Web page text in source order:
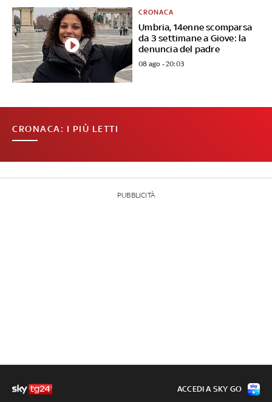
Umbria, 14enne scomparsa
da 3 settimane a Giove: la
denuncia del padre
CRONACA
08 ago - 20:03
CRONACA: I PIÙ LETTI
PUBBLICITÀ
ACCEDI A SKY GO